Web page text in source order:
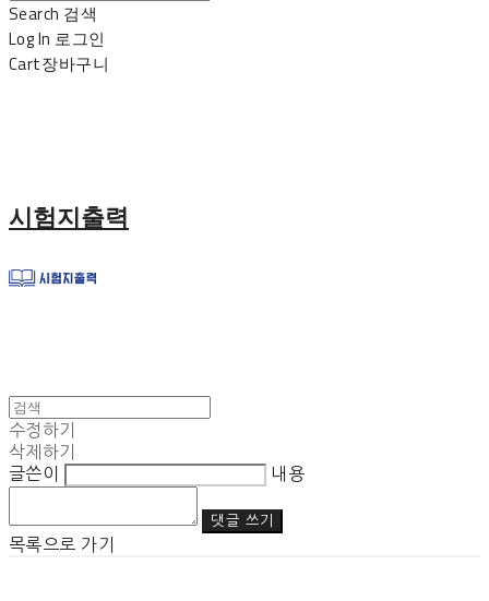
Search 검색
Log In 로그인
Cart장바구니
시험지출력
수정하기
삭제하기
글쓴이
내용
댓글 쓰기
목록으로 가기